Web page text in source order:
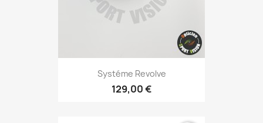
Systéme Revolve
129,00 €